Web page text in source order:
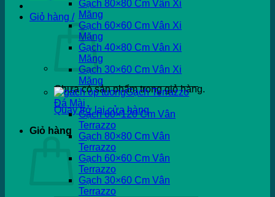
Giỏ hàng /
Chưa có sản phẩm trong giỏ hàng.
Quay trở lại cửa hàng
Giỏ hàng
Gạch 80×80 Cm Vân Xi
Măng
Gạch 60×60 Cm Vân Xi
Măng
Gạch 40×80 Cm Vân Xi
Măng
Gạch 30×60 Cm Vân Xi
Măng
Gạch Terrazzo
Đá Mài
Gạch 60×120 Cm Vân
Terrazzo
Gạch 80×80 Cm Vân
Terrazzo
Gạch 60×60 Cm Vân
Terrazzo
Gạch 30×60 Cm Vân
Terrazzo